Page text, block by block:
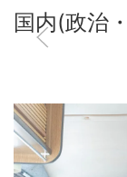
国内(政治